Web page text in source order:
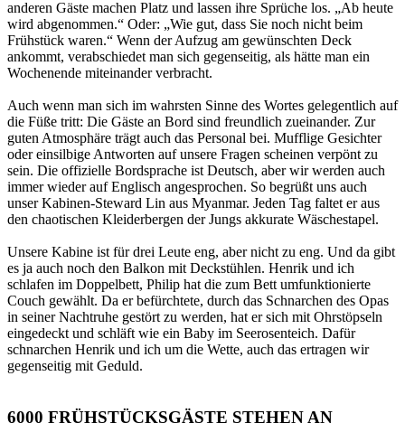
anderen Gäste machen Platz und lassen ihre Sprüche los. „Ab heute
wird abgenommen.“ Oder: „Wie gut, dass Sie noch nicht beim
Frühstück waren.“ Wenn der Aufzug am gewünschten Deck
ankommt, verabschiedet man sich gegenseitig, als hätte man ein
Wochenende miteinander verbracht.
Auch wenn man sich im wahrsten Sinne des Wortes gelegentlich auf
die Füße tritt: Die Gäste an Bord sind freundlich zueinander. Zur
guten Atmosphäre trägt auch das Personal bei. Mufflige Gesichter
oder einsilbige Antworten auf unsere Fragen scheinen verpönt zu
sein. Die offizielle Bordsprache ist Deutsch, aber wir werden auch
immer wieder auf Englisch angesprochen. So begrüßt uns auch
unser Kabinen-Steward Lin aus Myanmar. Jeden Tag faltet er aus
den chaotischen Kleiderbergen der Jungs akkurate Wäschestapel.
Unsere Kabine ist für drei Leute eng, aber nicht zu eng. Und da gibt
es ja auch noch den Balkon mit Deckstühlen. Henrik und ich
schlafen im Doppelbett, Philip hat die zum Bett umfunktionierte
Couch gewählt. Da er befürchtete, durch das Schnarchen des Opas
in seiner Nachtruhe gestört zu werden, hat er sich mit Ohrstöpseln
eingedeckt und schläft wie ein Baby im Seerosenteich. Dafür
schnarchen Henrik und ich um die Wette, auch das ertragen wir
gegenseitig mit Geduld.
6000 FRÜHSTÜCKSGÄSTE STEHEN AN